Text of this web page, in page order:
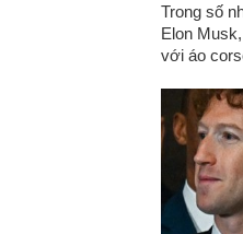
Trong số
Elon
với áo